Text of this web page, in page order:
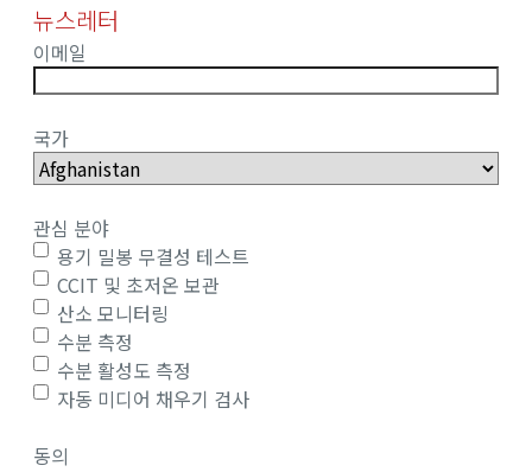
뉴스레터
이메일
국가
관심 분야
용기 밀봉 무결성 테스트
CCIT 및 초저온 보관
산소 모니터링
수분 측정
수분 활성도 측정
자동 미디어 채우기 검사
동의